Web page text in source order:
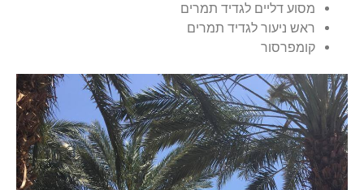
מסוע דליים לגדיד תמרים
ראש ניעור לגדיד תמרים
קומפרסור